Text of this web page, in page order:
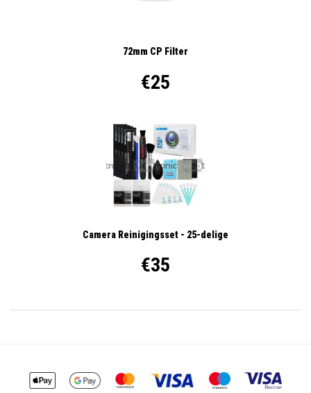
72mm CP Filter
€25
Camera Reinigingsset - 25-delige
€35